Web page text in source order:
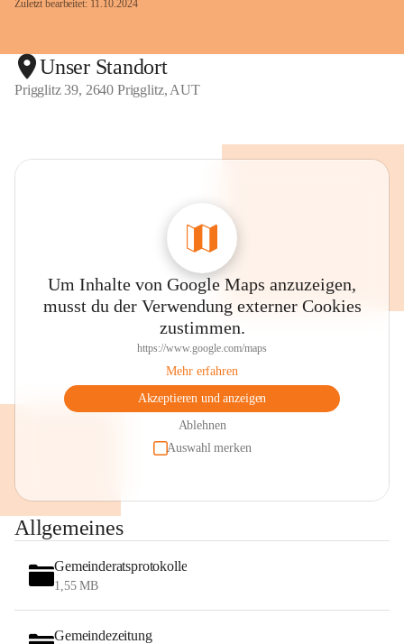
Zuletzt bearbeitet: 11.10.2024
Unser Standort
Prigglitz 39, 2640 Prigglitz, AUT
Um Inhalte von Google Maps anzuzeigen,
musst du der Verwendung externer Cookies
zustimmen.
https://www.google.com/maps
Mehr erfahren
Akzeptieren und anzeigen
Ablehnen
Auswahl merken
Allgemeines
Gemeinderatsprotokolle
1,55 MB
Gemeindezeitung